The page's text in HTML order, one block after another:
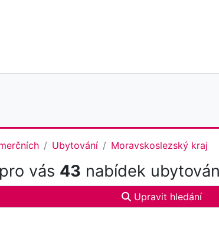
Ubytování Moravskoslezský kraj
vás 43 nabídek
Upravit hledání